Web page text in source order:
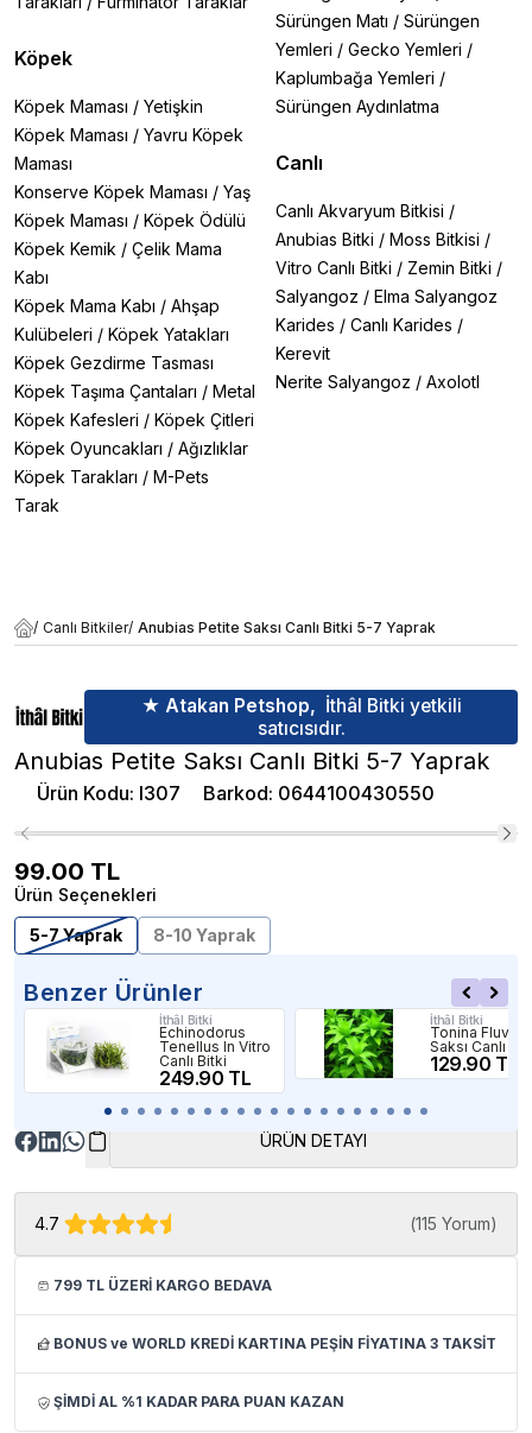
Köpek
Köpek Maması / Yetişkin
Köpek Maması / Yavru Köpek
Maması
Konserve Köpek Maması / Yaş
Köpek Maması / Köpek Ödülü
Köpek Kemik / Çelik Mama
Kabı
Köpek Mama Kabı / Ahşap
Kulübeleri / Köpek Yatakları
Köpek Gezdirme Tasması
Köpek Taşıma Çantaları / Metal
Köpek Kafesleri / Köpek Çitleri
Köpek Oyuncakları / Ağızlıklar
Köpek Tarakları / M-Pets
Tarak
Sürüngen Matı / Sürüngen
Yemleri / Gecko Yemleri /
Kaplumbağa Yemleri /
Sürüngen Aydınlatma
Canlı
Canlı Akvaryum Bitkisi /
Anubias Bitki / Moss Bitkisi /
Vitro Canlı Bitki / Zemin Bitki /
Salyangoz / Elma Salyangoz
Karides / Canlı Karides /
Kerevit
Nerite Salyangoz / Axolotl
/ Canlı Bitkiler/ Anubias Petite Saksı Canlı Bitki 5-7 Yaprak
★ Atakan Petshop, İthâl Bitki yetkili
satıcısıdır.
Anubias Petite Saksı Canlı Bitki 5-7 Yaprak
Ürün Kodu: l307 Barkod: 0644100430550
99.00 TL
Ürün Seçenekleri
5-7 Yaprak
8-10 Yaprak
Benzer Ürünler
İthâl Bitki
Echinodorus
Tenellus In Vitro
Canlı Bitki
249.90 TL
İthâl Bitki
Tonina
Saksı Canlı
129.90 TL
ÜRÜN DETAYI
4.7 (115 Yorum)
799 TL ÜZERİ KARGO BEDAVA
BONUS ve WORLD KREDİ KARTINA PEŞİN FİYATINA 3 TAKSİT
ŞİMDİ AL %1 KADAR PARA PUAN KAZAN